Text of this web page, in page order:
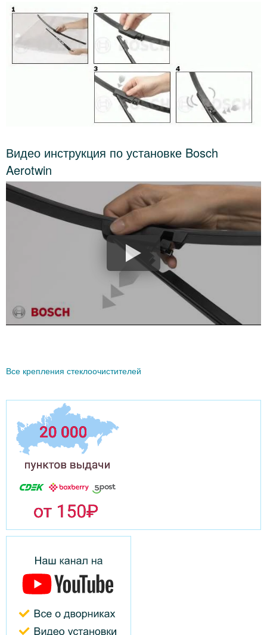
Видео инструкция по установке Bosch
Aerotwin
Все крепления стеклоочистителей